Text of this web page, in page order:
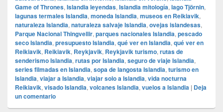
Game of Thrones, Islandia leyendas, Islandia mitología, lago Tjörnin,
lagunas termales Islandia, moneda Islandia, museos en Reikiavik,
naturaleza Islandia, naturaleza salvaje Islandia, ovejas islandesas,
Parque Nacional Thingvellir, parques nacionales Islandia, pescado
seco Islandia, presupuesto Islandia, qué ver en Islandia, qué ver en
Reikiavik, Reikiavik, Reykjavik, Reykjavik turismo, rutas de
senderismo Islandia, rutas por Islandia, seguro de viaje Islandia,
series filmadas en Islandia, sopa de langosta Islandia, turismo en
Islandia, viajar a Islandia, viajar solo a Islandia, vida nocturna
Reikiavik, visado Islandia, volcanes Islandia, vuelos a Islandia | Deja
un comentario